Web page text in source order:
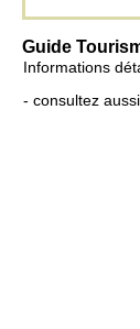
Guide
Informations
- consultez